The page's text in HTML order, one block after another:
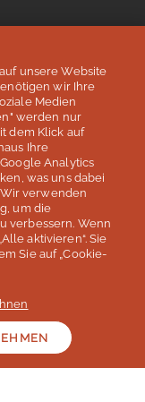
des SZ Instituts
unsere Website
wir Ihre
Medien
werden nur
dem Klick auf
Ihre
Analytics
was uns dabei
verwenden
um die
verbessern. Wenn
aktivieren“. Sie
Sie auf „Cookie-